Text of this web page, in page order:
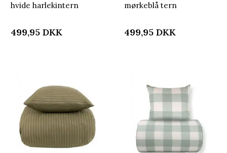
hvide harlekintern
499,95 DKK
mørkeblå tern
499,95 DKK